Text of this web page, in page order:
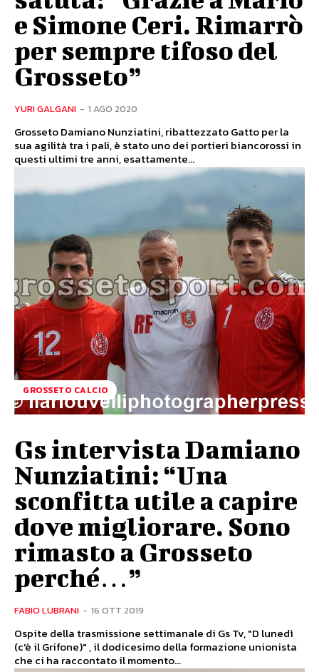
e Simone Ceri. Rimarrò
per sempre tifoso del
Grosseto”
YURI GALGANI - 1 AGO 2020
Grosseto Damiano Nunziatini, ribattezzato Gatto per la
sua agilità tra i pali, è stato uno dei portieri biancorossi in
questi ultimi tre anni, esattamente...
GROSSETO CALCIO
Gs intervista Damiano
Nunziatini: “Una
sconfitta utile a capire
dove migliorare. Sono
rimasto a Grosseto
perché…”
FABIO LUBRANI - 16 OTT 2019
Ospite della trasmissione settimanale di Gs Tv, "D lunedì
(c'è il Grifone)" , il dodicesimo della formazione unionista
che ci ha raccontato il momento...